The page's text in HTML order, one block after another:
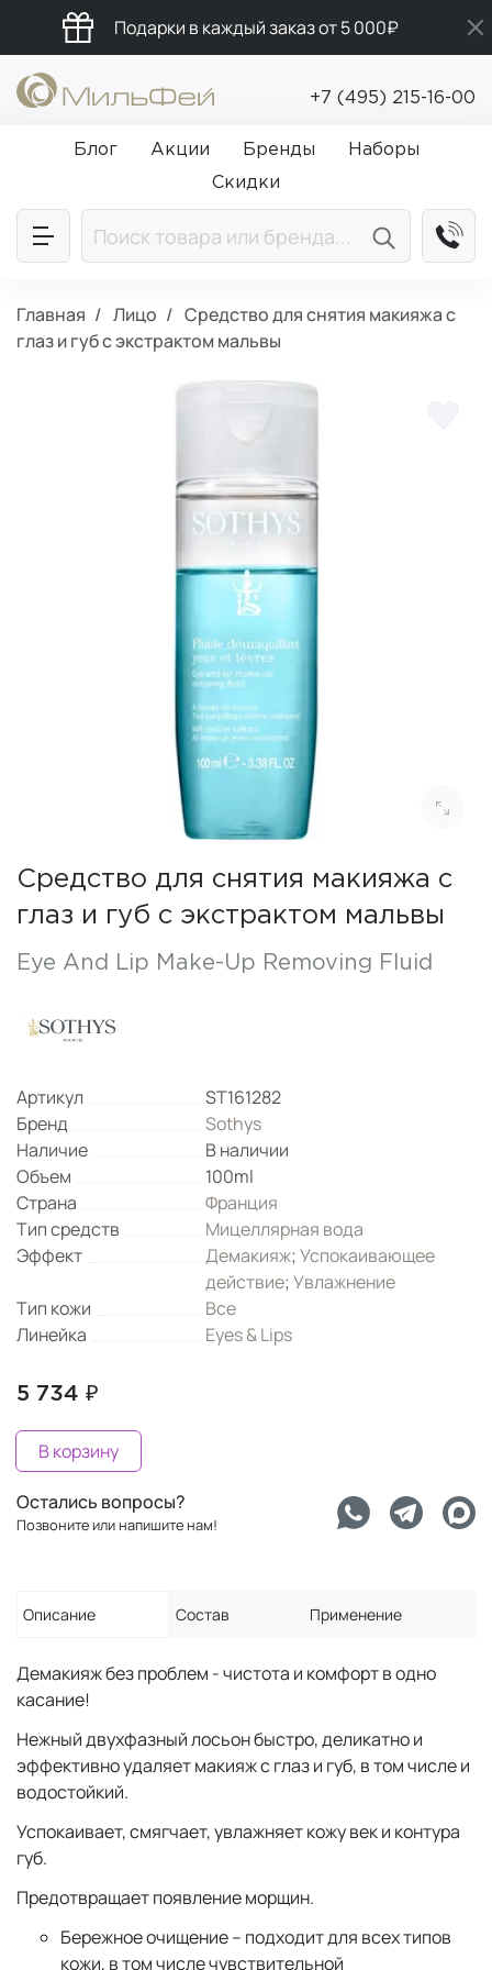
Подарки в каждый заказ от 5 000₽
Промокод ПРИВЕТ
Бесплатная доставка от 5 000₽
+7 (495) 215-16-00
Блог Акции Бренды
Наборы
Скидки
Главная Лицо
Средство для снятия макияжа с
глаз и губ с экстрактом мальвы
Средство для снятия макияжа с
глаз и губ с экстрактом мальвы
Eye And Lip Make-Up Removing Fluid
Артикул
ST161282
Бренд
Sothys
Наличие
В наличии
Объем
100ml
Страна
Франция
Тип средств
Мицеллярная вода
Эффект
Демакияж;Успокаивающее
действие;Увлажнение
Тип кожи
Все
Линейка
Eyes & Lips
5 734 ₽
В корзину
Остались вопросы?
Позвоните или напишите нам!
Описание Состав Применение
Демакияж без проблем - чистота и комфорт в одно
касание!
Нежный двухфазный лосьон быстро, деликатно и
эффективно удаляет макияж с глаз и губ, в том числе и
водостойкий.
Успокаивает, смягчает, увлажняет кожу век и контура
губ.
Предотвращает появление морщин.
Бережное очищение – подходит для всех типов
кожи, в том числе чувствительной